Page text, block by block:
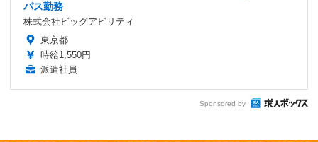
パス勤務
株式会社ビッグアビリティ
東京都
時給1,550円
派遣社員
Sponsored by